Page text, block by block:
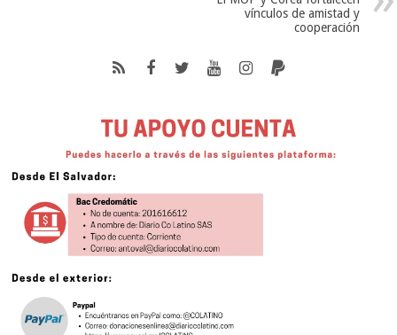
vínculos de amistad y
cooperación